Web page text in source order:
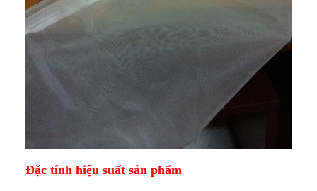
Đặc tính hiệu suất sản phẩm